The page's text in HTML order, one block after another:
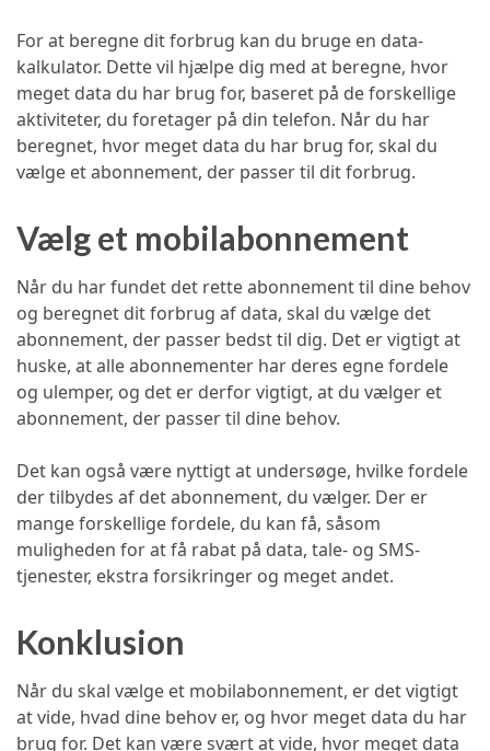
For at beregne dit forbrug kan du bruge en data-
kalkulator. Dette vil hjælpe dig med at beregne, hvor
meget data du har brug for, baseret på de forskellige
aktiviteter, du foretager på din telefon. Når du har
beregnet, hvor meget data du har brug for, skal du
vælge et abonnement, der passer til dit forbrug.
Vælg et mobilabonnement
Når du har fundet det rette abonnement til dine behov
og beregnet dit forbrug af data, skal du vælge det
abonnement, der passer bedst til dig. Det er vigtigt at
huske, at alle abonnementer har deres egne fordele
og ulemper, og det er derfor vigtigt, at du vælger et
abonnement, der passer til dine behov.
Det kan også være nyttigt at undersøge, hvilke fordele
der tilbydes af det abonnement, du vælger. Der er
mange forskellige fordele, du kan få, såsom
muligheden for at få rabat på data, tale- og SMS-
tjenester, ekstra forsikringer og meget andet.
Konklusion
Når du skal vælge et mobilabonnement, er det vigtigt
at vide, hvad dine behov er, og hvor meget data du har
brug for. Det kan være svært at vide, hvor meget data